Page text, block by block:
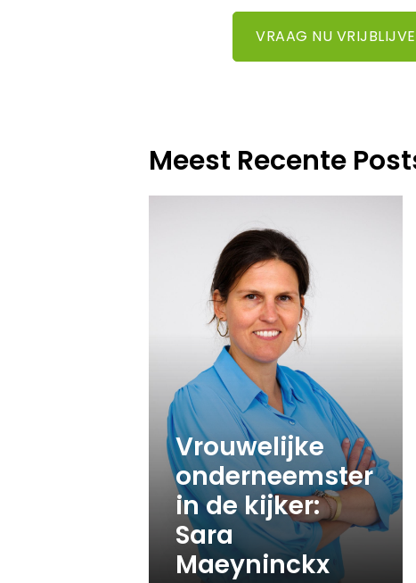
VRAAG NU
Meest Recente
Vrouwelijke
onderneemster
in de kijker:
Sara
Maeyninckx